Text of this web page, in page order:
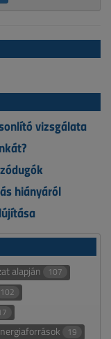
vizsgálata
hiányáról
alapján 107
102
19